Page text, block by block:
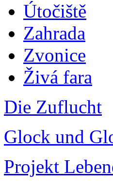
Útočiště
Zahrada
Zvonice
Živá fara
Die Zuflucht
Glock und
Projekt